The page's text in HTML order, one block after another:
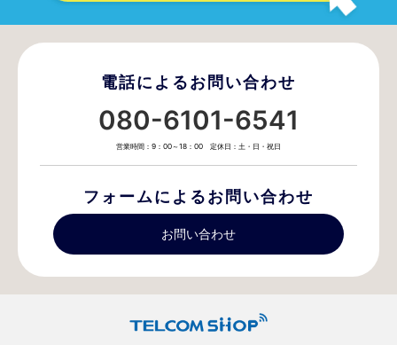
電話によるお問い合わせ
080-6101-6541
営業時間：9：00～18：00 定休日：土・日・祝日
フォームによるお問い合わせ
お問い合わせ